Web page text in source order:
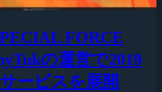
FORCE
の運営で2019
ービスを展開